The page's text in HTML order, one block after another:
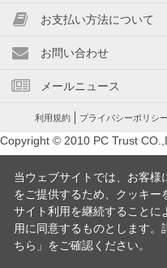
お支払い方法について
お問い合わせ
メールニュース
利用規約 プライバシーポリシー
Copyright © 2010 PC Trust
当ウェブサイトでは、お客様
をご提供するため、クッキー
サイト利用を継続することに
用に同意するものとします。
ちら 」をご確認ください。